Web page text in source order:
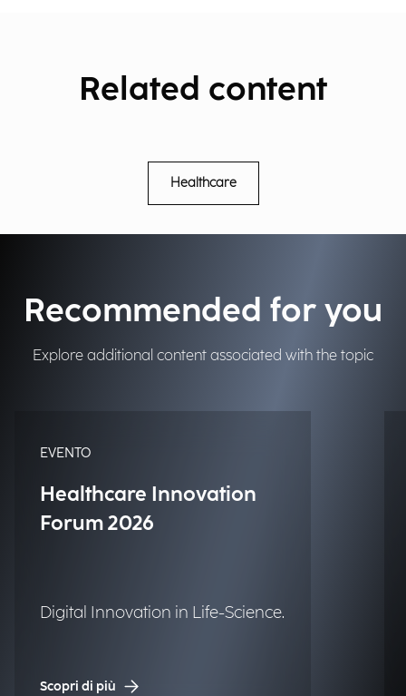
Related content
Healthcare
Recommended for you
Explore additional content associated with the topic
EVENTO
Healthcare Innovation
Forum 2026
Digital Innovation in Life-Science.
Scopri di più